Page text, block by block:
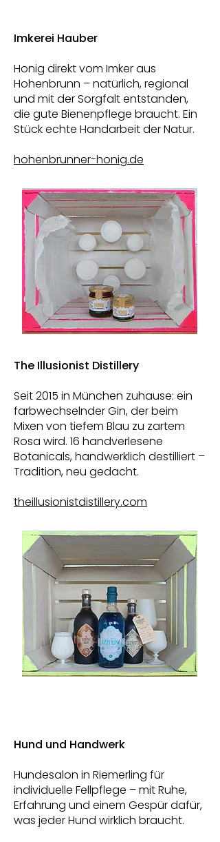
Imkerei Hauber
Honig direkt vom Imker aus
Hohenbrunn – natürlich, regional
und mit der Sorgfalt entstanden,
die gute Bienenpflege braucht. Ein
Stück echte Handarbeit der Natur.
hohenbrunner-honig.de
The Illusionist Distillery
Seit 2015 in München zuhause: ein
farbwechselnder Gin, der beim
Mixen von tiefem Blau zu zartem
Rosa wird. 16 handverlesene
Botanicals, handwerklich destilliert –
Tradition, neu gedacht.
theillusionistdistillery.com
Hund und Handwerk
Hundesalon in Riemerling für
individuelle Fellpflege – mit Ruhe,
Erfahrung und einem Gespür dafür,
was jeder Hund wirklich braucht.